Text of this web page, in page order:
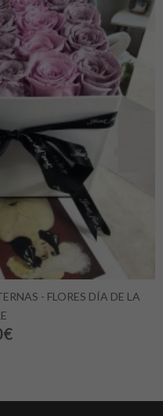
- FLORES DÍA DE LA